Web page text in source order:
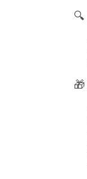
🔍
🎁